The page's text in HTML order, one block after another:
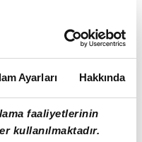
Ayarları Hakkında
faaliyetlerinin
kullanılmaktadır.
yapılan idman;
çalışmasıydı.
çalışmalarını